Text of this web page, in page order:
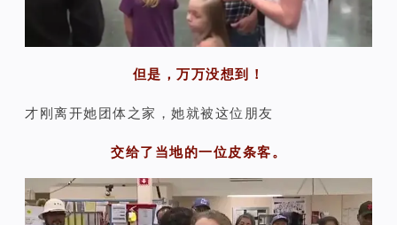
但是，万万没想到！
才刚离开她团体之家，她就被这位朋友
交给了当地的一位皮条客。